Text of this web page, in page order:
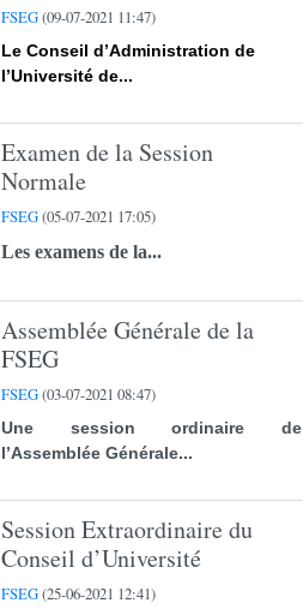
FSEG(09-07-2021 11:47)
Le Conseil d’Administration de
l’Université de...
Examen de la Session
Normale
FSEG(05-07-2021 17:05)
Les examens de la...
Assemblée Générale de la
FSEG
FSEG(03-07-2021 08:47)
Une session ordinaire de
l’Assemblée Générale...
Session Extraordinaire du
Conseil d’Université
FSEG(25-06-2021 12:41)